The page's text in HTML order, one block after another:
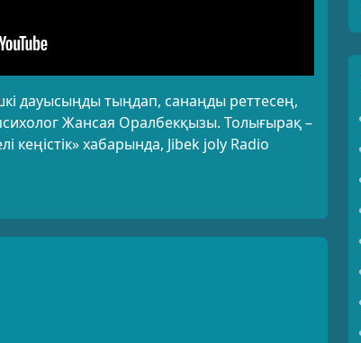
дауысыңды тыңдап, санаңды реттесең,
психолог Жансая Оралбекқызы. Толығырақ –
кеңістік» хабарында, Jibek joly Radio